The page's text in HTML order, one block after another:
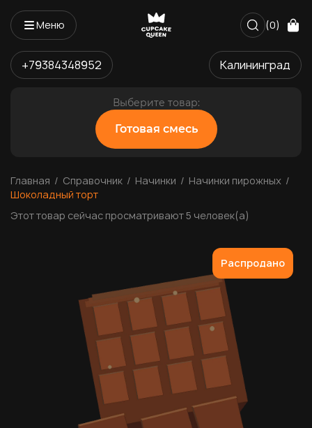
Меню
+79384348952 Калининград
(0)
Выберите товар:
Готовая смесь
Главная Справочник Начинки
Начинки пирожных
Шоколадный торт
Этот товар сейчас просматривают 5 человек(а)
Распродано